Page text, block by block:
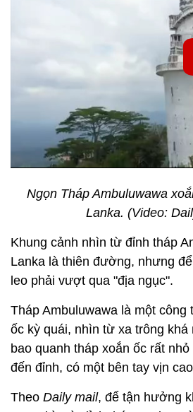
Ngọn Tháp Ambuluwawa
Lanka. (Video:
Khung cảnh nhìn từ đỉnh tháp
Lanka là thiên đường, nhưng
leo phải vượt qua "địa ngục".
Tháp Ambuluwawa là một công
ốc kỳ quái, nhìn từ xa trông khá
bao quanh tháp xoắn ốc rất
đến đỉnh, có một bên tay vịn
Theo Daily mail, để tận hưởng